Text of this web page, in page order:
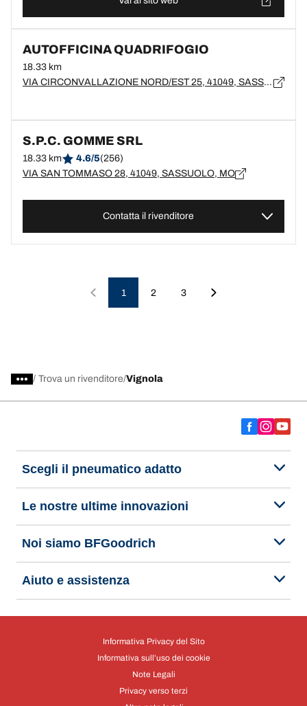
AUTOFFICINA QUADRIFOGIO
18.33 km
VIA CIRCONVALLAZIONE NORD/EST 25, 41049, SASSUOLO
S.P.C. GOMME SRL
18.33 km 4.6/5(256)
VIA SAN TOMMASO 28, 41049, SASSUOLO, MO
Contatta il rivenditore
1 2 3
/ Trova un rivenditore Vignola
Scegli il pneumatico adatto
Le nostre ultime innovazioni
Noi siamo BFGoodrich
Aiuto e assistenza
Informativa Privacy del Sito
Informativa sull’uso dei cookie
Note Legali
Privacy verso terzi